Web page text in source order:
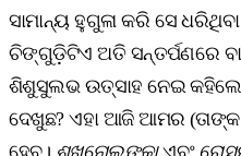
ସାମାନ୍ୟ ହୁଗୁଳା କରି ସେ
ଚିଙ୍ଗୁଡ଼ିଟିଏ ଅତି ସନ୍ତର୍ପଣରେ
ଶିଶୁସୁଲଭ ଉତ୍ସାହ ନେଇ
ଦେଖୁଛ? ଏହା ଆଜି ଆମର
ହେବ। ଶୁଖ୍‌ନୋଲଙ୍କାଏବଂ